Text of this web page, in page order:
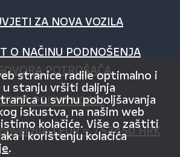
ZA NOVA VOZILA
O NAČINU PODNOŠENJA
POTROŠAČA
PRIVATNOSTI
1 EUR = 7,53450 HRK
stranice radile optimalno i
u stanju vršiti daljnja
u svrhu poboljšavanja
iskustva, na našim web
kolačiće. Više o zaštiti
i korištenju kolačića
.